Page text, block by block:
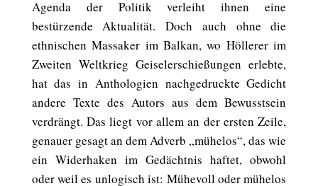
Agenda der Politik verleiht ihnen eine
bestürzende Aktualität. Doch auch ohne die
ethnischen Massaker im Balkan, wo Höllerer im
Zweiten Weltkrieg Geiselerschießungen erlebte,
hat das in Anthologien nachgedruckte Gedicht
andere Texte des Autors aus dem Bewusstsein
verdrängt. Das liegt vor allem an der ersten Zeile,
genauer gesagt an dem Adverb „mühelos“, das wie
ein Widerhaken im Gedächtnis haftet, obwohl
oder weil es unlogisch ist: Mühevoll oder mühelos